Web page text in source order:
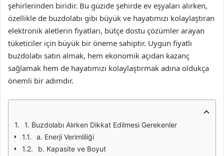
şehirlerinden biridir. Bu güzide şehirde ev eşyaları alırken,
özellikle de buzdolabı gibi büyük ve hayatımızı kolaylaştıran
elektronik aletlerin fiyatları, bütçe dostu çözümler arayan
tüketiciler için büyük bir öneme sahiptir. Uygun fiyatlı
buzdolabı satın almak, hem ekonomik açıdan kazanç
sağlamak hem de hayatımızı kolaylaştırmak adına oldukça
önemli bir adımdır.
1. Buzdolabı Alırken Dikkat Edilmesi Gerekenler
a. Enerji Verimliliği
b. Kapasite ve Boyut